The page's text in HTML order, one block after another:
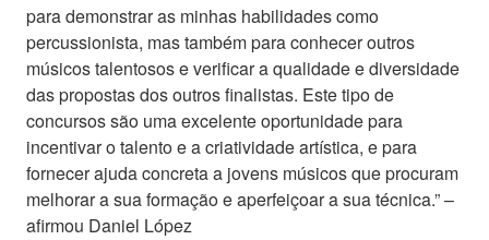
para demonstrar as minhas habilidades como
percussionista, mas também para conhecer outros
músicos talentosos e verificar a qualidade e diversidade
das propostas dos outros finalistas. Este tipo de
concursos são uma excelente oportunidade para
incentivar o talento e a criatividade artística, e para
fornecer ajuda concreta a jovens músicos que procuram
melhorar a sua formação e aperfeiçoar a sua técnica.” –
afirmou Daniel López